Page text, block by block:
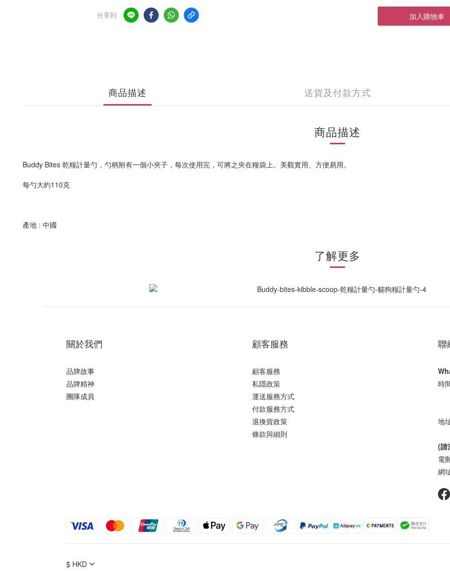
分享到 加入購物車
商品描述 送貨及付款方式
商品描述
Buddy Bites 乾糧計量勺，勺柄附有一個小夾子，每次使用完，可將之夾在糧袋上。美觀實用、方便易用。
每勺大約110克
產地 : 中國
了解更多
關於我們
品牌故事
品牌精神
團隊成員
顧客服務
顧客服務
私隱政策
運送服務方式
付款服務方式
退換貨政策
條款與細則
聯
時
地
(請
電
網
$ HKD